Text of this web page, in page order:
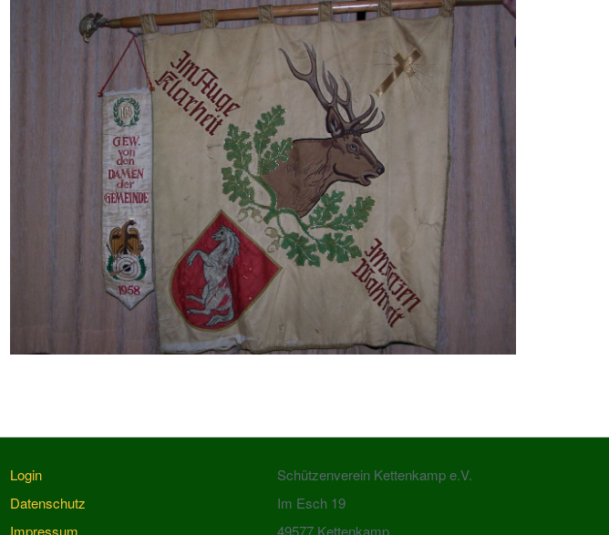
Login
Datenschutz
Impressum
Schützenverein Kettenkamp e.V.
Im Esch 19
49577 Kettenkamp